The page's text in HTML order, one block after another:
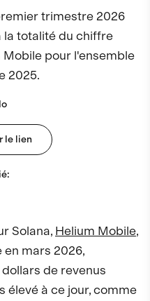
trimestre 2026
totalité du chiffre
pour l'ensemble
2025.
le lien
:
Solana, Helium Mobile,
en mars 2026,
de revenus
élevé à ce jour, comme